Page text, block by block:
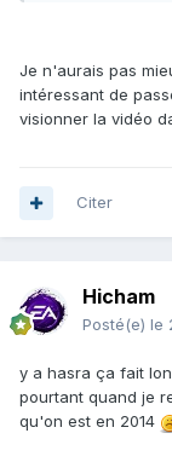
Je n'aurais pas
intéressant de
visionner la vidéo
Citer
Hicham
Posté(e) le
y a hasra ça fait
pourtant quand je
qu'on est en 2014